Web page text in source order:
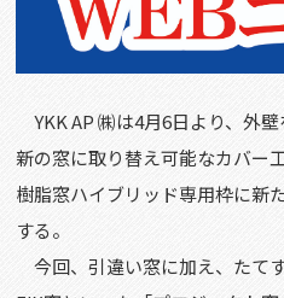
YKK AP㈱は4月6日より、外
新の窓に取り替え可能なカバー
樹脂窓ハイブリッド専用枠に新
する。
今回、引違い窓に加え、たて